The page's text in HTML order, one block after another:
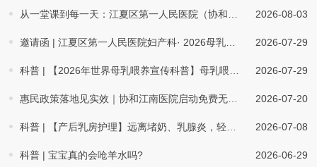
陆续到场，人群中还能看到几位外籍友人的身影。 “宝宝含乳的时
候，嘴巴要张得像打哈欠一样大，下唇外翻……”我院产科副主任张
头，手里的笔在本子上飞快记着。她告诉记者，自己预产期就在下个
月，“之前在网上看了很多视频，越看越懵，今天听张主任一讲，终
从一堂课到每一天：江夏区第一人民医院（协和江南医院）全方位守护母乳喂养 2026-08-03
邀请函 | 江夏区第一人民医院妇产科· 2026母乳喂养宣传周，诚邀您和宝宝赴一场爱的约定 2026-07-29
科普 | 【2026年世界母乳喂养宣传科普】母乳喂养，构筑可持续的生命起点：巩固成功经验 2026-07-29
惠民政策落地见实效｜协和江南医院启动免费无创产前基因检测服务 2026-07-20
科普 | 【产后乳房护理】远离堵奶、乳腺炎，轻松母乳喂养 2026-07-08
科普 | 宝宝真的会呛羊水吗? 2026-06-29